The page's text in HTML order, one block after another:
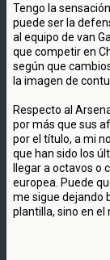
Tengo la
puede ser la
al equipo de van
que competir en
según que
la imagen de
Respecto al
por más que sus
por el título, a mi
que han sido los
llegar a octavos o
europea. Puede
me sigue dejando
plantilla, sino en el